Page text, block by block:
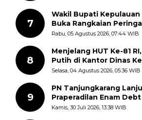
7
Wakil Bupati Kepulauan
Buka Rangkaian
Kemerdekaan RI, ASN
Rabu, 05 Agustus 2026, 07:44 WIB
8
Menjelang HUT Ke-81
Putih di Kantor Dinas
Disorot Warga
Selasa, 04 Agustus 2026, 05:36 WIB
9
PN Tanjungkarang
Praperadilan Enam
dengan Pemeriksaan
Kamis, 30 Juli 2026, 13:38 WIB